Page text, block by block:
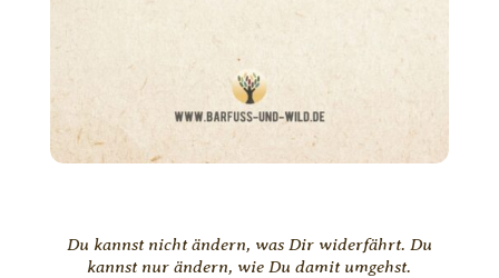
Du kannst nicht ändern, was Dir widerfährt. Du
kannst nur ändern, wie Du damit umgehst.